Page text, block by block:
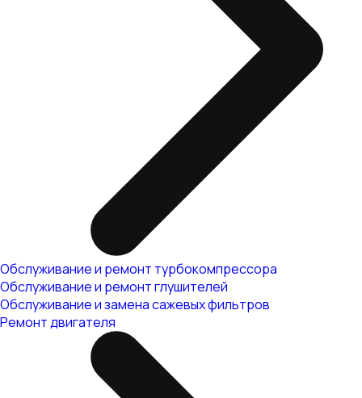
Обслуживание и ремонт турбокомпрессора
Обслуживание и ремонт глушителей
Обслуживание и замена сажевых фильтров
Ремонт двигателя